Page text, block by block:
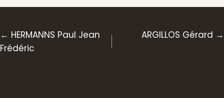
Posts
navigation
← HERMANNS Paul Jean
Frédéric
ARGILLOS Gérard →